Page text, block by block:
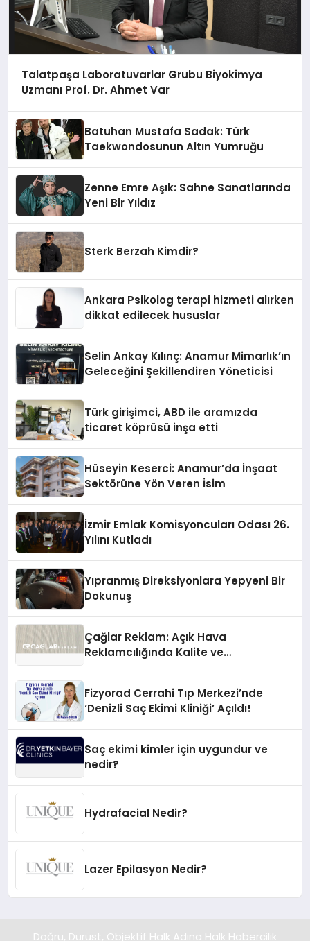
Talatpaşa Laboratuvarlar Grubu Biyokimya
Uzmanı Prof. Dr. Ahmet Var
Batuhan Mustafa Sadak: Türk
Taekwondosunun Altın Yumruğu
Zenne Emre Aşık: Sahne Sanatlarında
Yeni Bir Yıldız
Sterk Berzah Kimdir?
Ankara Psikolog terapi hizmeti alırken
dikkat edilecek hususlar
Selin Ankay Kılınç: Anamur Mimarlık’ın
Geleceğini Şekillendiren Yöneticisi
Türk girişimci, ABD ile aramızda
ticaret köprüsü inşa etti
Hüseyin Keserci: Anamur’da İnşaat
Sektörüne Yön Veren İsim
İzmir Emlak Komisyoncuları Odası 26.
Yılını Kutladı
Yıpranmış Direksiyonlara Yepyeni Bir
Dokunuş
Çağlar Reklam: Açık Hava
Reklamcılığında Kalite ve
Fizyorad Cerrahi Tıp Merkezi’nde
‘Denizli Saç Ekimi Kliniği’ Açıldı!
Saç ekimi kimler için uygundur ve
nedir?
Hydrafacial Nedir?
Lazer Epilasyon Nedir?
Doğru, Dürüst, Objektif Halk Adına Halk Habercilik